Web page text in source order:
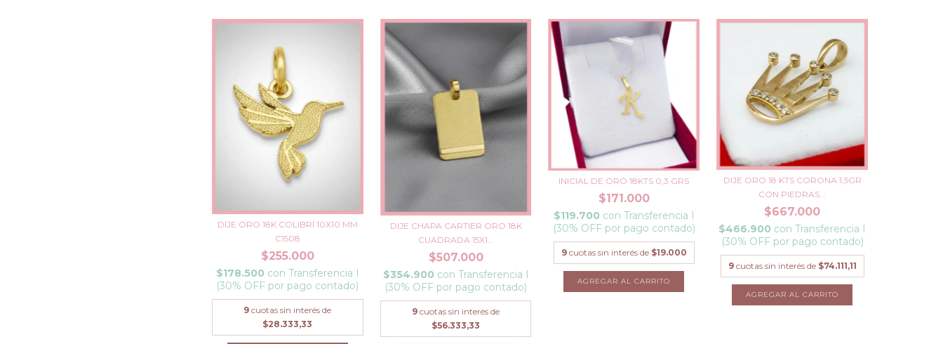
DIJE ORO 18K COLIBRÍ 10X10 MM
C1508
$255.000
$178.500 con Transferencia I
(30% OFF por pago contado)
9 cuotas sin interés de
$28.333,33
DIJE CHAPA CARTIER ORO 18K
CUADRADA 15X1...
$507.000
$354.900 con Transferencia I
(30% OFF por pago contado)
9 cuotas sin interés de
$56.333,33
INICIAL DE ORO 18KTS 0,3 GRS
$171.000
$119.700 con Transferencia I
(30% OFF por pago contado)
9 cuotas sin interés de $19.000
AGREGAR AL CARRITO
DIJE ORO 18 KTS CORONA 1,5GR
CON PIEDRAS...
$667.000
$466.900 con Transferencia I
(30% OFF por pago contado)
9 cuotas sin interés de $74.111,11